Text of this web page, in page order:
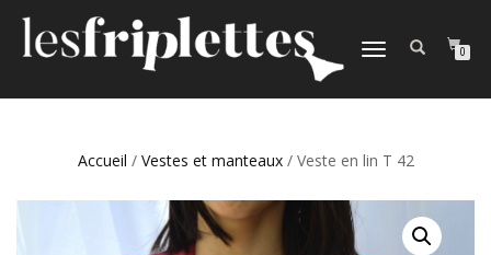
DÉPLIER
0
Accueil / Vestes et manteaux/ Veste en lin T 42